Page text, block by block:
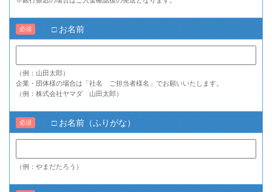
□ お名前
必須
（例：山田太郎）
企業・団体様の場合は「社名 ご担当者様名」でお願いいたします。
（例：株式会社ヤマダ 山田太郎）
□ お名前（ふりがな）
必須
（例：やまだたろう）